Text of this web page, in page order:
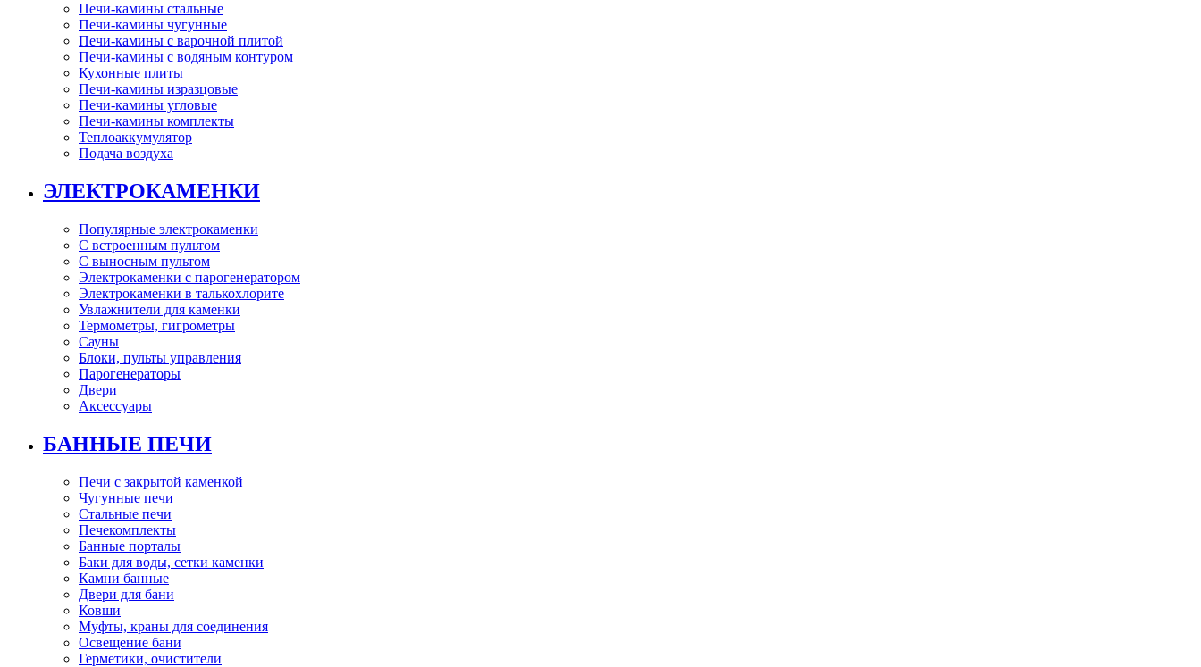
Печи-камины стальные
Печи-камины чугунные
Печи-камины с варочной плитой
Печи-камины с водяным контуром
Кухонные плиты
Печи-камины изразцовые
Печи-камины угловые
Печи-камины комплекты
Теплоаккумулятор
Подача воздуха
ЭЛЕКТРОКАМЕНКИ
Популярные электрокаменки
С встроенным пультом
С выносным пультом
Электрокаменки с парогенератором
Электрокаменки в талькохлорите
Увлажнители для каменки
Термометры, гигрометры
Сауны
Блоки, пульты управления
Парогенераторы
Двери
Аксессуары
БАННЫЕ ПЕЧИ
Печи с закрытой каменкой
Чугунные печи
Стальные печи
Печекомплекты
Банные порталы
Баки для воды, сетки каменки
Камни банные
Двери для бани
Ковши
Муфты, краны для соединения
Освещение бани
Герметики, очистители